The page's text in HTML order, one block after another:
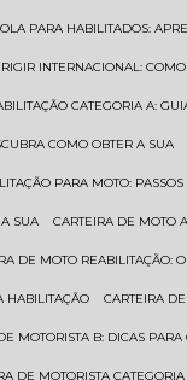
PARA HABILITADOS:
INTERNACIONAL:
CATEGORIA A:
COMO OBTER A SUA
PARA MOTO:
SUA CARTEIRA DE MOTO
DE MOTO REABILITAÇÃO:
HABILITAÇÃO CARTEIRA
DE MOTORISTA B: DICAS
DE MOTORISTA